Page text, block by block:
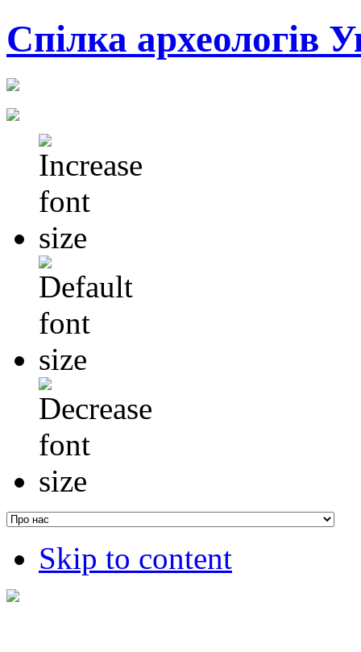
Cпілка археологів
Skip to content